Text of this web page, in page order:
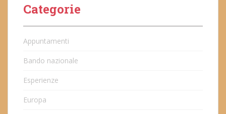
Categorie
Appuntamenti
Bando nazionale
Esperienze
Europa